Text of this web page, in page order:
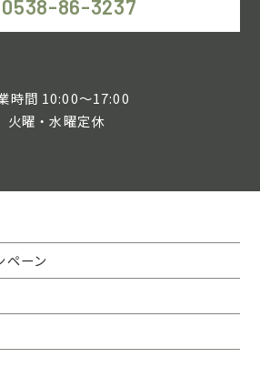
0538-86-3237
時間 10:00～17:00
火曜・水曜定休
ペーン